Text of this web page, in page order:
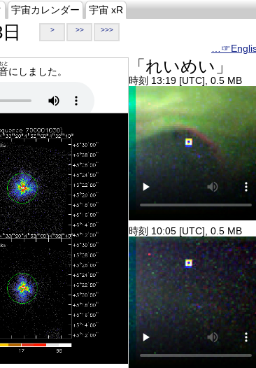
宇宙カレンダー 宇宙 xR
> >> >>>
おと
にしました。 「れいめい」
時刻 13:19 [UTC], 0.5 MB
時刻 10:05 [UTC], 0.5 MB